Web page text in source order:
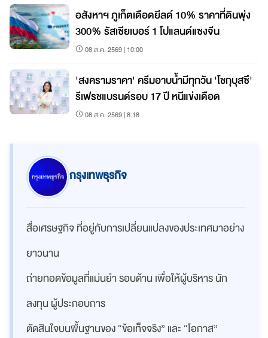
อสังหาฯ ภูเก็ตเดือดยีลด์ 10% ราคาที่ดินพุ่ง
300% รัสเซียเบอร์ 1 โปแลนด์แซงจีน
08 ส.ค. 2569 | 10:00
'สงครามราคา' ครีมอาบน้ำมีทุกวัน 'โชกุบุสซึ'
รีเฟรชแบรนด์รอบ 17 ปี หนีแข่งเดือด
08 ส.ค. 2569 | 8:18
กรุงเทพธุรกิจ
สื่อเศรษฐกิจ ที่อยู่กับการเปลี่ยนแปลงของประเทศมาอย่าง
ยาวนาน
ถ่ายทอดข้อมูลที่แม่นยำ รอบด้าน เพื่อให้ผู้บริหาร นัก
ลงทุน ผู้ประกอบการ
ตัดสินใจบนพื้นฐานของ “ข้อเท็จจริง” และ “โอกาส”